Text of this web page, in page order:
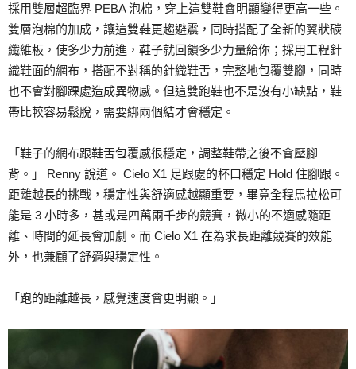
採用雙層超臨界 PEBA 泡棉，穿上這雙鞋會明顯變得更高一些。
雙層泡棉的加成，讓這雙鞋更趨避震，同時搭配了全新的翼狀碳
纖維板，使多少力前進，鞋子就回饋多少力量給你；採用工程針
織鞋面的網布，搭配不對稱的針織鞋舌，完整地包覆雙腳，同時
也不會對腳踝處造成異物感。但這雙跑鞋也不是沒有小缺點，鞋
帶比較容易鬆脫，需要綁兩個結才會穩定。
「鞋子的網布跟鞋舌包覆感很穩定，調整鞋帶之後不會壓腳
背。」 Renny 說道。 Cielo X1 足跟處的杯口穩定 Hold 住腳跟。
距離越長的挑戰，穩定性與舒適感越顯重要，畢竟全程馬拉松可
能是 3 小時多，甚或是四萬兩千步的競賽，微小的不適感隨距
離、時間的延長會加劇。而 Cielo X1 在為求長距離競賽的效能
外，也兼顧了舒適與穩定性。
「跑的距離越長，感覺速度會更明顯。」